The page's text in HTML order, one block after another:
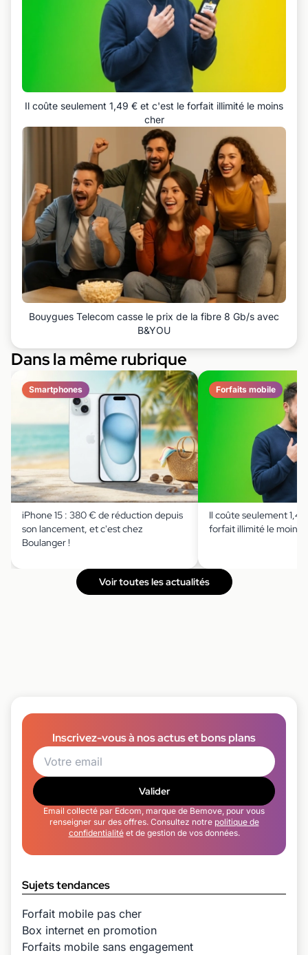
Il coûte seulement 1,49 € et c'est le forfait illimité le moins
cher
Bouygues Telecom casse le prix de la fibre 8 Gb/s avec
B&YOU
Dans la même rubrique
Smartphones
iPhone 15 : 380 € de réduction depuis
son lancement, et c'est chez
Boulanger !
Forfaits mobile
Il coûte seulement
forfait illimité le moins
Voir toutes les actualités
Inscrivez-vous à nos actus et bons plans
Valider
Email collecté par Edcom, marque de Bemove, pour vous
renseigner sur des offres. Consultez notre politique de
confidentialitéet de gestion de vos données.
Sujets tendances
Forfait mobile pas cher
Box internet en promotion
Forfaits mobile sans engagement